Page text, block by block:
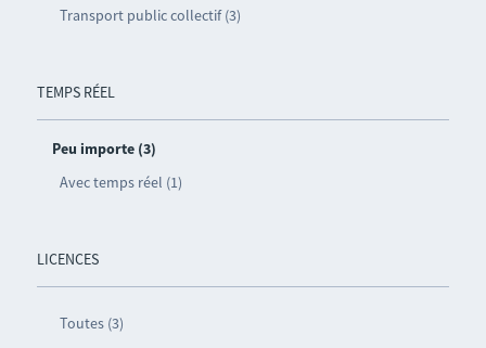
Transport public collectif (3)
TEMPS RÉEL
Peu importe (3)
Avec temps réel (1)
LICENCES
Toutes (3)